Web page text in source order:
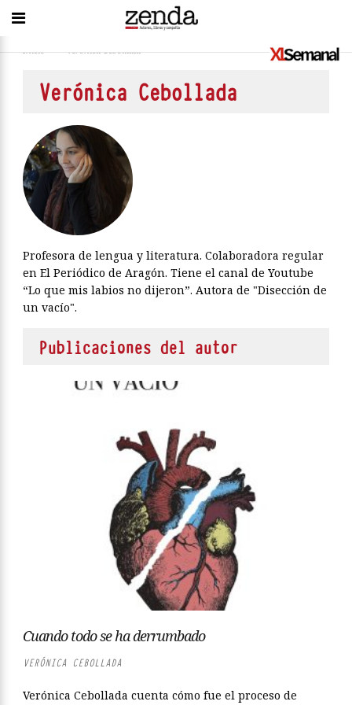
Inicio > Verónica Cebollada
Verónica Cebollada
Profesora de lengua y literatura. Colaboradora regular
en El Periódico de Aragón. Tiene el canal de Youtube
“Lo que mis labios no dijeron”. Autora de "Disección de
un vacío".
Publicaciones del autor
Cuando todo se ha derrumbado
VERÓNICA CEBOLLADA
Verónica Cebollada cuenta cómo fue el proceso de